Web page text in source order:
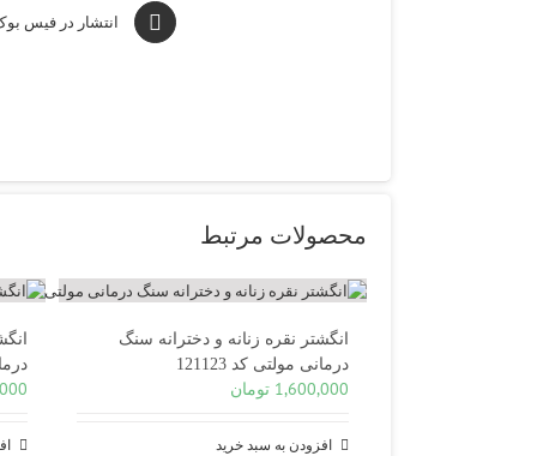
انتشار در فیس
محصولات مرتبط
انگشتر نقره زنانه و دخترانه سنگ
درمانی مولتی کد 121123
1,600,000 تومان
افزودن به سبد خرید